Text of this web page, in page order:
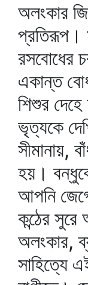
অলংকার
প্রতিরূপ।
রসবোধের
একান্ত
শিশুর
ভৃত্যকে
সীমানায়,
হয়।
আপনি
কন্ঠের সুরে
অলংকার,
সাহিত্যে